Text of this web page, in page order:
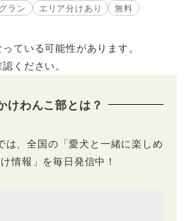
ラン エリア分けあり
無料
ている可能性があります。
ください。
けわんこ部とは？
は、全国の「愛犬と一緒に楽しめ
情報」を毎日発信中！